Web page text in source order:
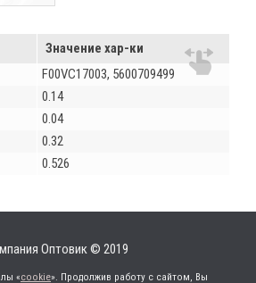
Значение хар-ки
F00VC17003, 5600709499
0.14
0.04
0.32
0.526
Оптовик © 2019
«cookie». Продолжив работу с сайтом, Вы